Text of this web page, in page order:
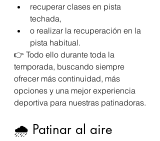
recuperar clases en pista
techada,
o realizar la recuperación en la
pista habitual.
👉 Todo ello durante toda la
temporada, buscando siempre
ofrecer más continuidad, más
opciones y una mejor experiencia
deportiva para nuestras patinadoras.
🌧️ Patinar al aire